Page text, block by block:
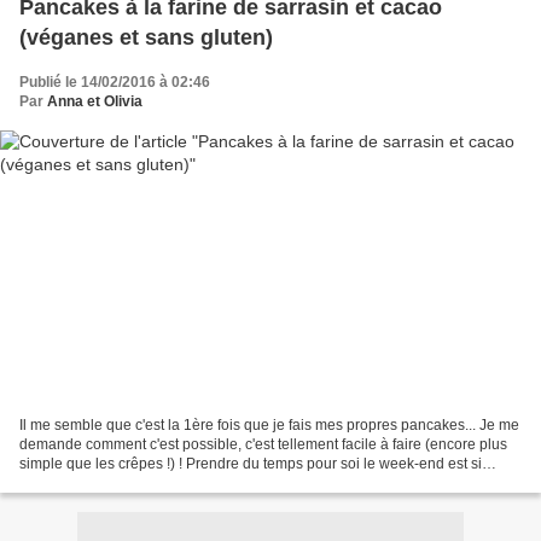
Pancakes à la farine de sarrasin et cacao
(véganes et sans gluten)
Publié le 14/02/2016 à 02:46
Par Anna et Olivia
Il me semble que c'est la 1ère fois que je fais mes propres pancakes... Je me
demande comment c'est possible, c'est tellement facile à faire (encore plus
simple que les crêpes !) ! Prendre du temps pour soi le week-end est si